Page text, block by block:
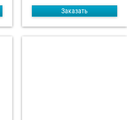
Заказать